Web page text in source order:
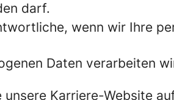
darf.
wenn wir Ihre
Daten verarbeiten
unsere Karriere-Website